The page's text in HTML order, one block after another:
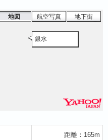
銀水
地図 航空写真 地下街
距離：165m